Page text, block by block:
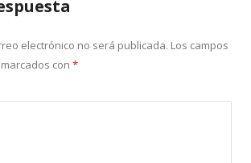
electrónico no será publicada. Los campos
con *